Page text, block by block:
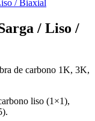
/ Liso /
de carbono 1K, 3K,
liso (1×1),